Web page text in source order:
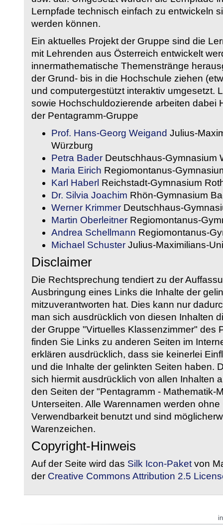
Lernpfade technisch einfach zu entwickeln
werden können.
Ein aktuelles Projekt der Gruppe sind die
mit Lehrenden aus Österreich entwickelt
innermathematische Themenstränge
der Grund- bis in die Hochschule ziehen
und computergestützt interaktiv umgesetzt.
sowie Hochschuldozierende arbeiten dabei
der Pentagramm-Gruppe
Prof. Hans-Georg Weigand Julius-
Würzburg
Petra Bader Deutschhaus-Gymnasium
Maria Eirich Regiomontanus-
Karl Haberl Reichstadt-Gymnasium
Dr. Silvia Joachim Rhön-Gymnasium
Werner Krimmer Deutschhaus-
Martin Oberleitner Regiomontanus-
Andrea Schellmann Regiomontanus-
Michael Schuster Julius-Maximilians-
Disclaimer
Die Rechtsprechung tendiert zu der
Ausbringung eines Links die Inhalte der
mitzuverantworten hat. Dies kann nur
man sich ausdrücklich von diesen Inhalten
der Gruppe "Virtuelles Klassenzimmer" des
finden Sie Links zu anderen Seiten im
erklären ausdrücklich, dass sie keinerlei
und die Inhalte der gelinkten Seiten haben.
sich hiermit ausdrücklich von allen Inhalten
den Seiten der "Pentagramm - Mathematik-
Unterseiten. Alle Warennamen werden
Verwendbarkeit benutzt und sind
Warenzeichen.
Copyright-Hinweis
Auf der Seite wird das Silk Icon-Paket von
der Creative Commons Attribution 2.5